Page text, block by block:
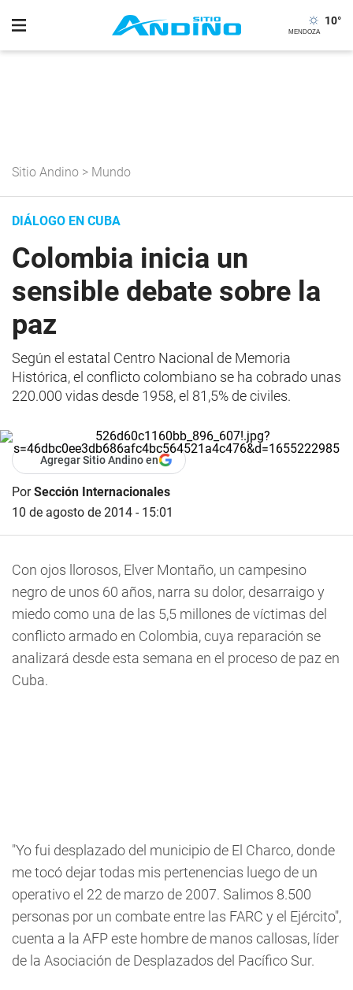
10°
Sitio Andino > Mundo
DIÁLOGO EN CUBA
Colombia inicia un
sensible debate sobre la
paz
Según el estatal Centro Nacional de Memoria
Histórica, el conflicto colombiano se ha cobrado unas
220.000 vidas desde 1958, el 81,5% de civiles.
Agregar Sitio Andino en
PorSección Internacionales
10 de agosto de 2014 - 15:01
Con ojos llorosos, Elver Montaño, un campesino
negro de unos 60 años, narra su dolor, desarraigo y
miedo como una de las 5,5 millones de víctimas del
conflicto armado en Colombia, cuya reparación se
analizará desde esta semana en el proceso de paz en
Cuba.
"Yo fui desplazado del municipio de El Charco, donde
me tocó dejar todas mis pertenencias luego de un
operativo el 22 de marzo de 2007. Salimos 8.500
personas por un combate entre las FARC y el Ejército",
cuenta a la AFP este hombre de manos callosas, líder
de la Asociación de Desplazados del Pacífico Sur.